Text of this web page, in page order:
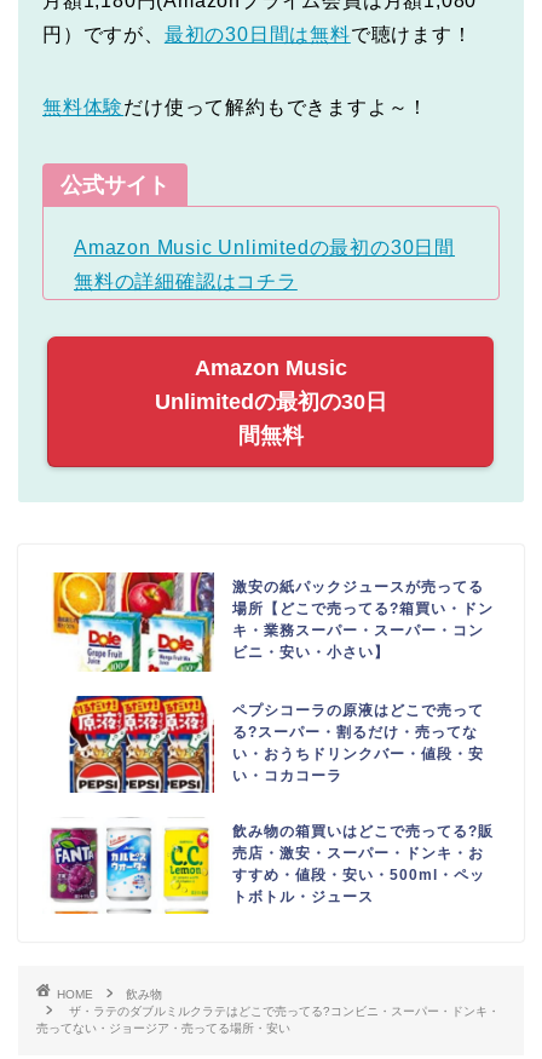
円）ですが、 最初の30日間は無料で聴けます！
無料体験だけ使って解約もできますよ～！
公式サイト
Amazon Music Unlimitedの最初の30日間
無料の詳細確認はコチラ
Amazon Music
Unlimitedの最初の30日
間無料
激安の紙パックジュースが売ってる
場所【どこで売ってる?箱買い・ドン
キ・業務スーパー・スーパー・コン
ビニ・安い・小さい】
ペプシコーラの原液はどこで売って
る?スーパー・割るだけ・売ってな
い・おうちドリンクバー・値段・安
い・コカコーラ
飲み物の箱買いはどこで売ってる?販
売店・激安・スーパー・ドンキ・お
すすめ・値段・安い・500ml・ペッ
トボトル・ジュース
HOME
飲み物
ザ・ラテのダブルミルクラテはどこで売ってる?コンビニ・スーパー・ドンキ・
売ってない・ジョージア・売ってる場所・安い